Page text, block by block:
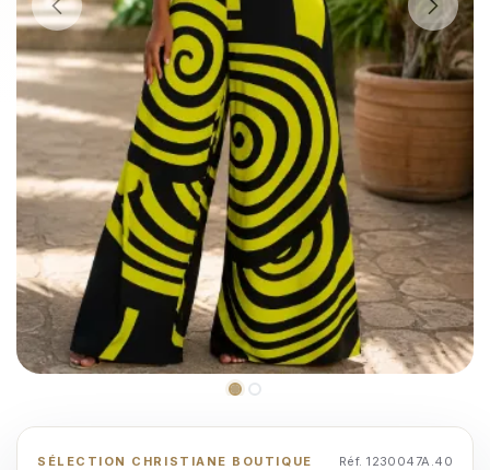
SÉLECTION CHRISTIANE BOUTIQUE Réf. 1230047A.40